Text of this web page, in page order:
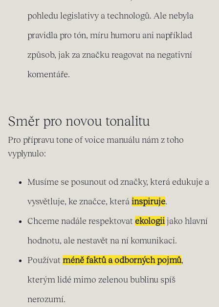
pohledu legislativy a technologů. Ale nebyla
pravidla pro tón, míru humoru ani například
způsob, jak za značku reagovat na negativní
komentáře.
Směr pro novou tonalitu
Pro přípravu tone of voice manuálu nám z toho
vyplynulo:
Musíme se posunout od značky, která edukuje a
vysvětluje, ke značce, která inspiruje.
Chceme nadále respektovat ekologii jako hlavní
hodnotu, ale nestavět na ní komunikaci.
Používat méně faktů a odborných pojmů,
kterým lidé mimo zelenou bublinu spíš
nerozumí.